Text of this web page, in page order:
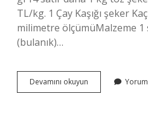
TL/kg. 1 Çay Kaşığı şeker
milimetre ölçümüMalzeme 1
(bulanık)…
Devamını okuyun
Toz